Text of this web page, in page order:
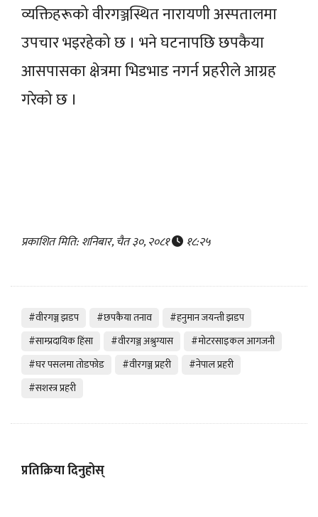
व्यक्तिहरूको वीरगञ्जस्थित नारायणी अस्पतालमा
उपचार भइरहेको छ । भने घटनापछि छपकैया
आसपासका क्षेत्रमा भिडभाड नगर्न प्रहरीले आग्रह
गरेकोछ ।
प्रकाशित मिति: शनिबार, चैत ३०, २०८१ १८:२५
#वीरगञ्ज झडप #छपकैया तनाव
#हनुमान जयन्ती झडप
#साम्प्रदायिक हिंसा
#वीरगञ्ज अश्रुग्यास
#मोटरसाइकल आगजनी
#घर पसलमा तोडफोड
#वीरगञ्ज प्रहरी
#नेपाल प्रहरी
#सशस्त्र प्रहरी
प्रतिक्रिया दिनुहोस्